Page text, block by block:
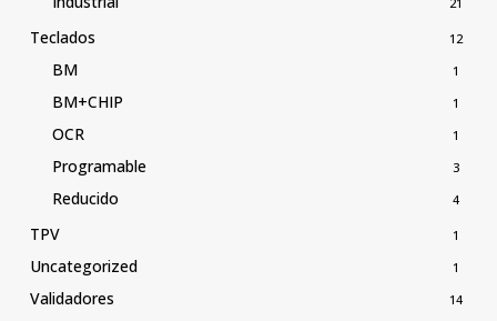
Teclados 12
BM 1
BM+CHIP 1
OCR 1
Programable 3
Reducido 4
TPV 1
Uncategorized 1
Validadores 14